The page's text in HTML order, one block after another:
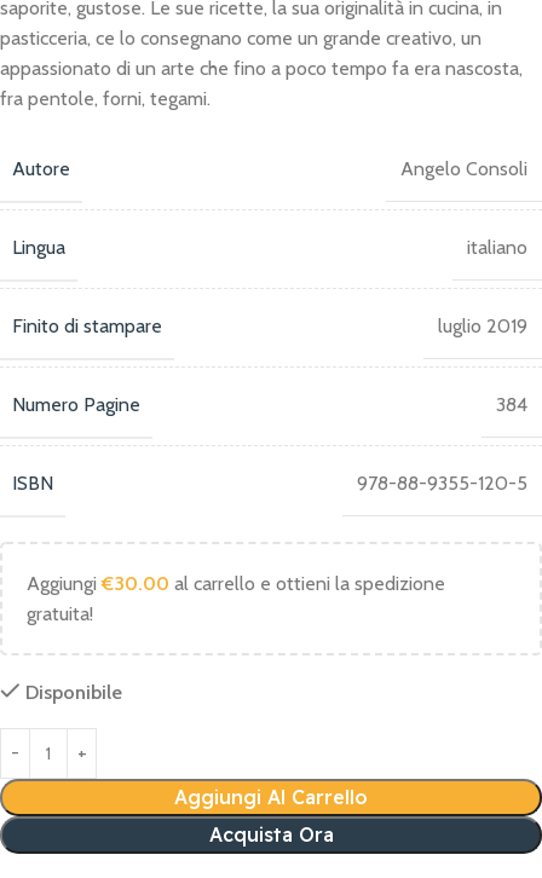
saporite, gustose. Le sue ricette, la sua originalità in cucina, in
pasticceria, ce lo consegnano come un grande creativo, un
appassionato di un arte che fino a poco tempo fa era nascosta,
fra pentole, forni, tegami.
Autore Angelo Consoli
Lingua italiano
Finito di stampare luglio 2019
Numero Pagine 384
ISBN 978-88-9355-120-5
Aggiungi€30.00 al carrello e ottieni la spedizione
gratuita!
Disponibile
Aggiungi Al Carrello
Acquista Ora